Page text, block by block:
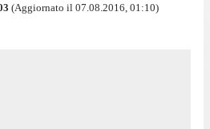
(Aggiornato il 07.08.2016, 01:10)